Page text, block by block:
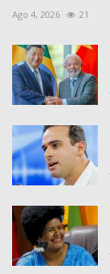
Ago 4, 2026 21